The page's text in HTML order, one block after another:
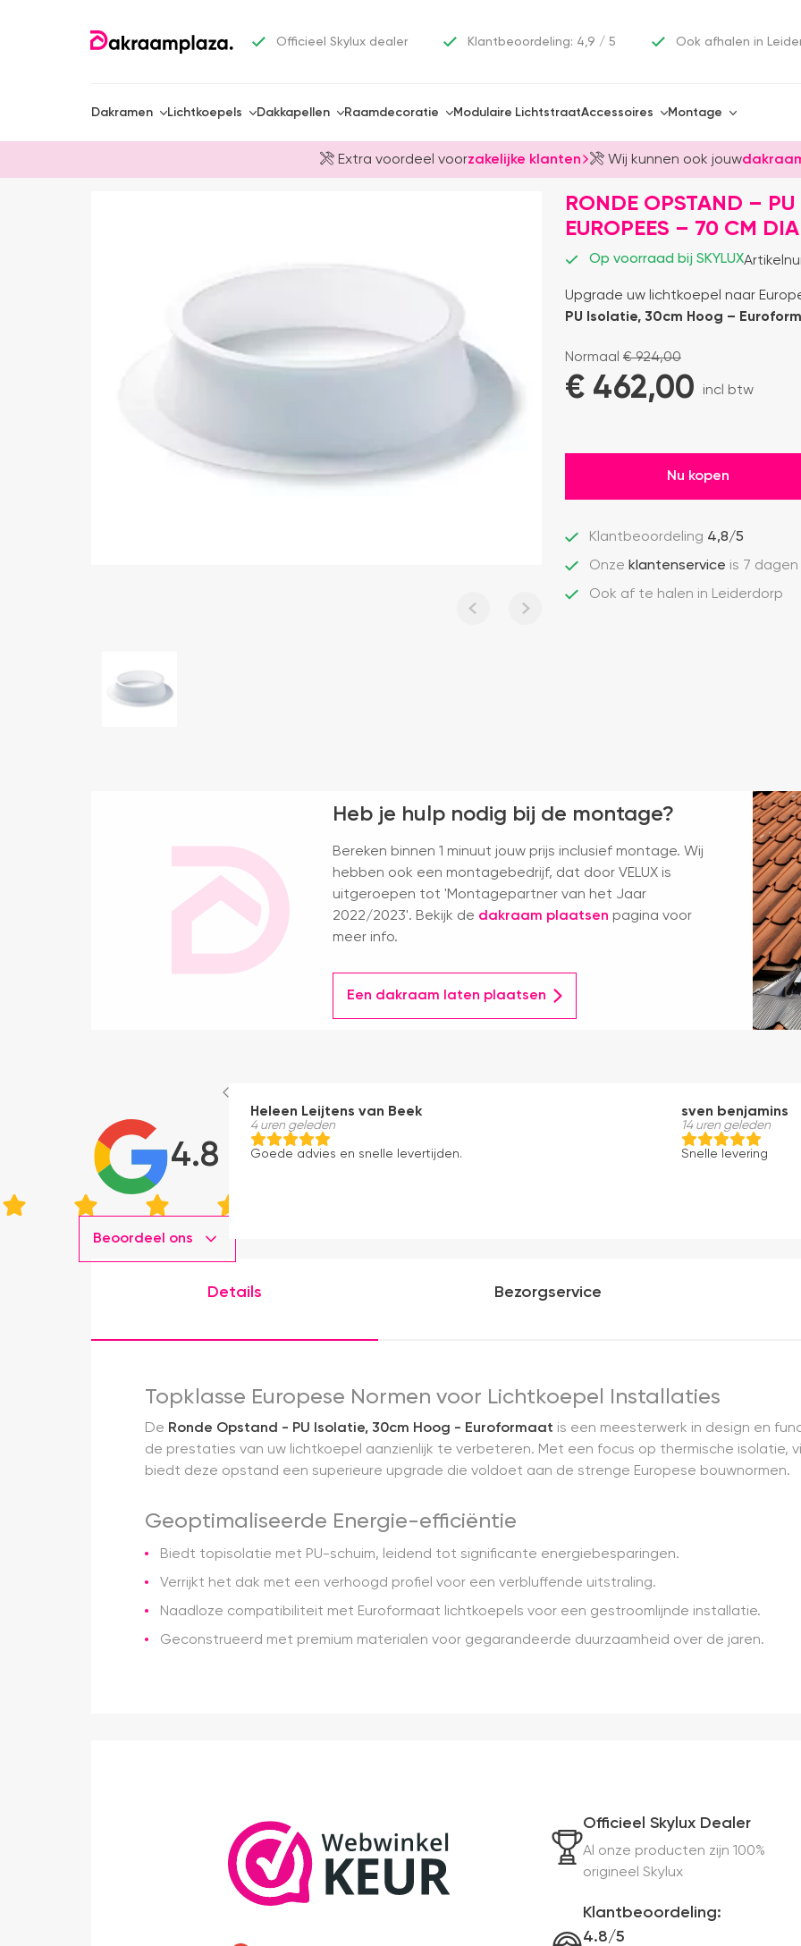
Officieel Skylux dealer Klantbeoordeling: 4,9 / 5 Ook afhalen in
Dakramen Lichtkoepels Dakkapellen Raamdecoratie Modulaire LichtstraatAccessoires Montage
Extra voordeel voorzakelijke klanten Wij kunnen ook jouw
RONDE OPSTAND –
EUROPEES – 70 CM
Op voorraad bij SKYLUX
Upgrade uw lichtkoepel naar
PU Isolatie, 30cm Hoog –
Normaal €924,00
€ 462,00 incl btw
Nu kopen
Klantbeoordeling 4,8/5
Onze klantenservice is 7
Ook af te halen in Leiderdorp
Heb je hulp nodig bij de montage?
Bereken binnen 1 minuut jouw prijs inclusief montage. Wij
hebben ook een montagebedrijf, dat door VELUX is
uitgeroepen tot 'Montagepartner van het Jaar
2022/2023'. Bekijk de dakraam plaatsen pagina voor
meer info.
Een dakraam laten plaatsen
4.8
Beoordeel ons
Heleen Leijtens van Beek
4 uren geleden
Goede advies en snelle levertijden.
sven benjamins
14 uren geleden
Snelle levering
Details Bezorgservice
Topklasse Europese Normen voor Lichtkoepel Installaties
De Ronde Opstand - PU Isolatie, 30cm Hoog - Euroformaat is een meesterwerk in design en
de prestaties van uw lichtkoepel aanzienlijk te verbeteren. Met een focus op thermische isolatie,
biedt deze opstand een superieure upgrade die voldoet aan de strenge Europese bouwnormen.
Geoptimaliseerde Energie-efficiëntie
Biedt topisolatie met PU-schuim, leidend tot significante energiebesparingen.
Verrijkt het dak met een verhoogd profiel voor een verbluffende uitstraling.
Naadloze compatibiliteit met Euroformaat lichtkoepels voor een gestroomlijnde installatie.
Geconstrueerd met premium materialen voor gegarandeerde duurzaamheid over de jaren.
Officieel Skylux Dealer
Al onze producten zijn 100%
origineel Skylux
Klantbeoordeling:
4.8/5